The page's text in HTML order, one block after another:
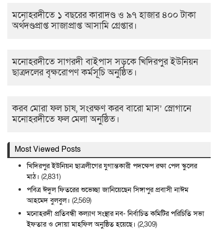
মনোহরদীতে ১ বছরের কারাদণ্ড ও ৯৭ হাজার ৪০০ টাকা
অর্থদণ্ডপ্রাপ্ত সাজাপ্রাপ্ত আসামি গ্রেপ্তার।
মনোহরদীতে সাগরদী বাইপাস সড়কে খিদিরপুর ইউনিয়ন
ছাত্রদলের বৃক্ষরোপণ কর্মসূচি অনুষ্ঠিত।
করব মোরা ফল চাষ, সংরক্ষণ করব বারো মাস’ স্লোগানে
মনোহরদীতে ফল মেলা অনুষ্ঠিত।
Most Viewed Posts
খিদিরপুর ইউনিয়ন ছাত্রলীগের যুগান্তকারী পদক্ষেপ রক্ষা পেল স্কুলের
মাঠ। (2,831)
পবিত্র ঈদুল ফিতরের শুভেচ্ছা জানিয়েছেন সিঙ্গাপুর প্রবাসী নাঈম
আহমেদ বুলবুল। (2,569)
মনোহরদী প্রতিবন্ধী কল্যাণ সংস্থার নব- নির্বাচিত কমিটির পরিচিতি সভা
ইফতার ও দোয়া মাহফিল অনুষ্ঠিত হয়েছে। (2,309)